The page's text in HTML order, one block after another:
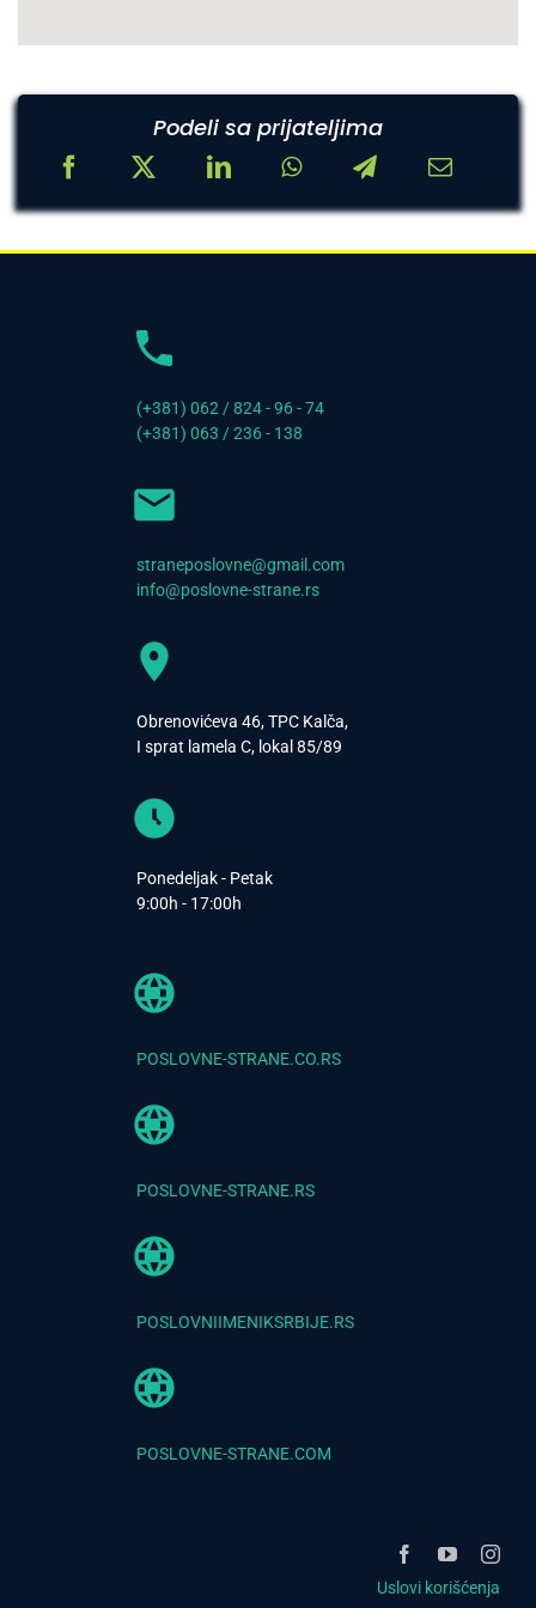
Podeli sa prijateljima
(+381) 062 / 824 - 96 - 74
(+381) 063 / 236 - 138
straneposlovne@gmail.com
info@poslovne-strane.rs
Obrenovićeva 46, TPC Kalča,
I sprat lamela C, lokal 85/89
Ponedeljak - Petak
9:00h - 17:00h
POSLOVNE-STRANE.CO.RS
POSLOVNE-STRANE.RS
POSLOVNIIMENIKSRBIJE.RS
POSLOVNE-STRANE.COM
Uslovi korišćenja